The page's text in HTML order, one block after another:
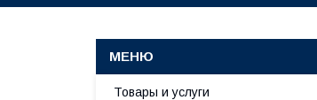
Товары и услуги